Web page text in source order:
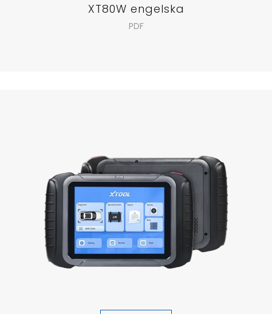
XT80W engelska
PDF